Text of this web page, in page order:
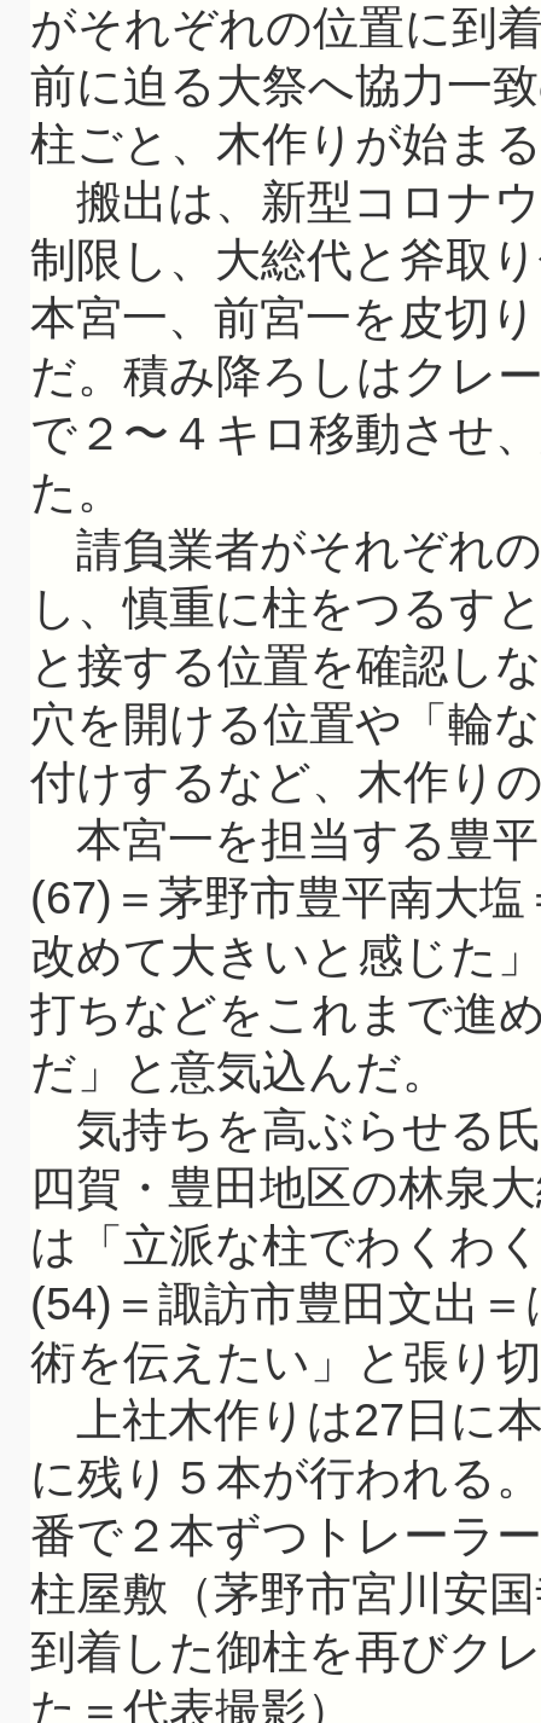
がそれぞれの位置に到
前に迫る大祭へ協力一
柱ごと、木作りが始ま
搬出は、新型コロナ
制限し、大総代と斧取
本宮一、前宮一を皮切
だ。積み降ろしはクレ
で２〜４キロ移動させ
た。
請負業者がそれぞれ
し、慎重に柱をつるす
と接する位置を確認し
穴を開ける位置や「輪
付けするなど、木作り
本宮一を担当する豊
(67)＝茅野市豊平南大
改めて大きいと感じた
打ちなどをこれまで進
だ」と意気込んだ。
気持ちを高ぶらせる
四賀・豊田地区の林泉
は「立派な柱でわくわ
(54)＝諏訪市豊田文出
術を伝えたい」と張り
上社木作りは27日に
に残り５本が行われる
番で２本ずつトレーラ
柱屋敷（茅野市宮川安
到着した御柱を再びク
た＝代表撮影）